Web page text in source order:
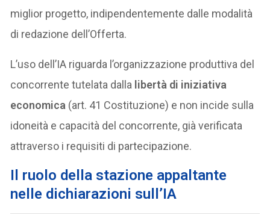
miglior progetto, indipendentemente dalle modalità
di redazione dell’Offerta.
L’uso dell’IA riguarda l’organizzazione produttiva del
concorrente tutelata dalla libertà di iniziativa
economica (art. 41 Costituzione) e non incide sulla
idoneità e capacità del concorrente, già verificata
attraverso i requisiti di partecipazione.
Il ruolo della stazione appaltante
nelle dichiarazioni sull’IA